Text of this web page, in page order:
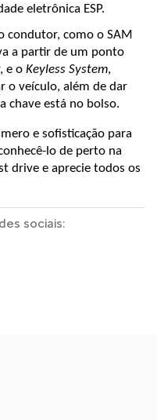
eletrônica ESP.
condutor, como o SAM
a partir de um ponto
e o Keyless System,
o veículo, além de dar
chave está no bolso.
e sofisticação para
lo de perto na
drive e aprecie todos os
sociais: